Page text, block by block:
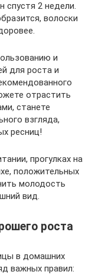
спустя 2 недели.
волоски
и
для роста и
отрастить
станете
взгляда,
ресниц!
прогулках на
положительных
молодость
вид.
роста
в домашних
важных правил: